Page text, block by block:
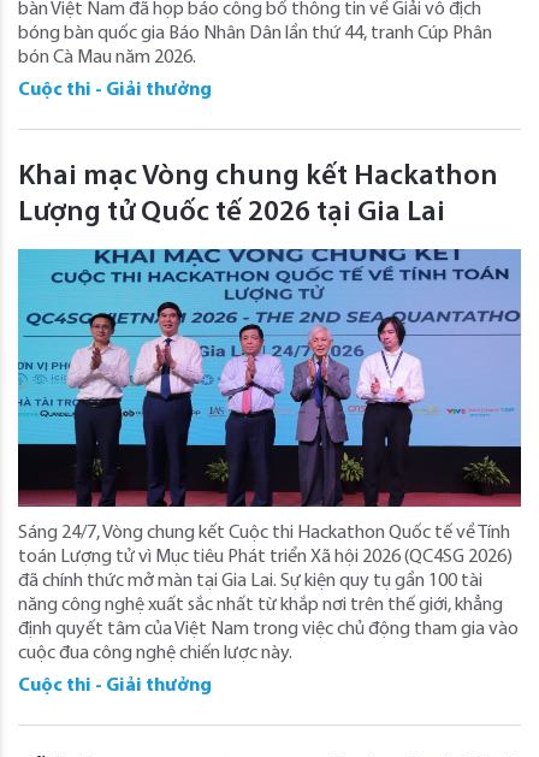
bàn Việt Nam đã họp báo công bố thông tin về Giải vô địch
bóng bàn quốc gia Báo Nhân Dân lần thứ 44, tranh Cúp Phân
bón Cà Mau năm 2026.
Cuộc thi - Giải thưởng
Khai mạc Vòng chung kết Hackathon
Lượng tử Quốc tế 2026 tại Gia Lai
Sáng 24/7, Vòng chung kết Cuộc thi Hackathon Quốc tế về Tính
toán Lượng tử vì Mục tiêu Phát triển Xã hội 2026 (QC4SG 2026)
đã chính thức mở màn tại Gia Lai. Sự kiện quy tụ gần 100 tài
năng công nghệ xuất sắc nhất từ khắp nơi trên thế giới, khẳng
định quyết tâm của Việt Nam trong việc chủ động tham gia vào
cuộc đua công nghệ chiến lược này.
Cuộc thi - Giải thưởng